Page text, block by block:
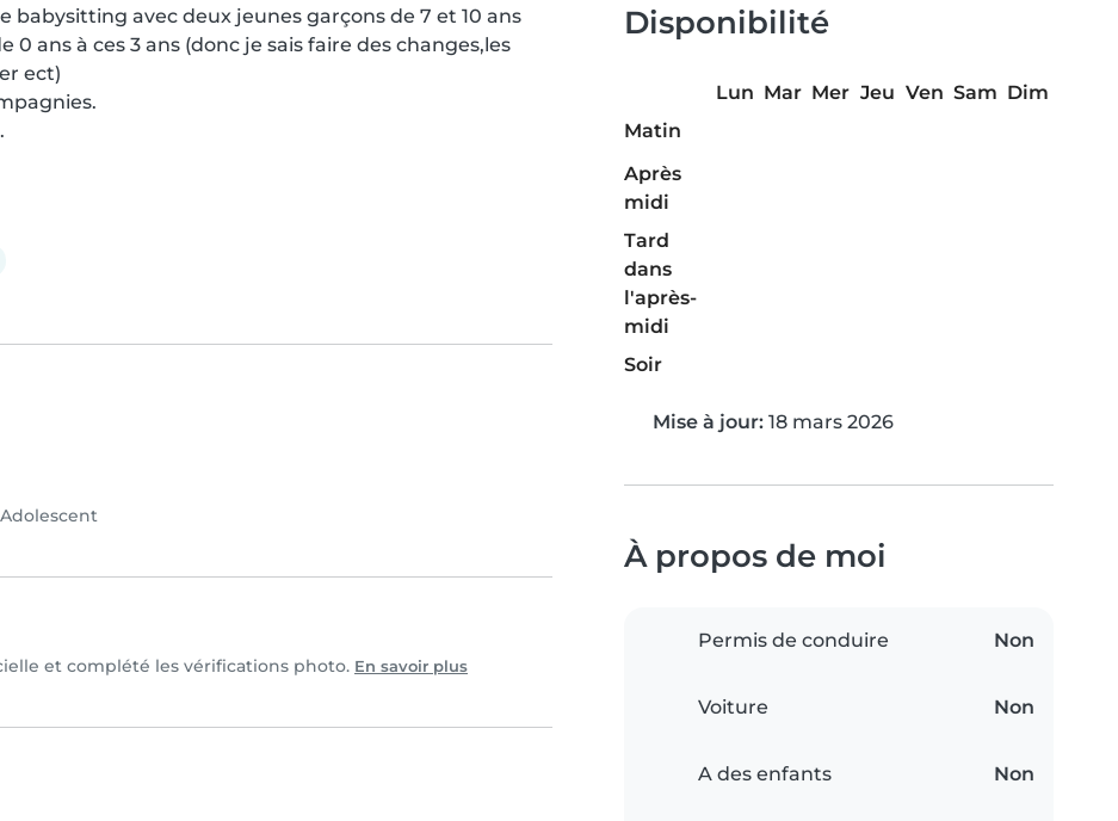
avec deux jeunes garçons de 7 et 10 ans
0 ans à ces 3 ans (donc je sais faire des changes,les
ect)
Adolescent
et complété les vérifications photo. En savoir plus
Disponibilité
Lun Mar Mer Jeu Ven Sam Dim
Matin
Après
midi
Tard
dans
l'après-
midi
Soir
Mise à jour: 18 mars 2026
À propos de moi
Permis de conduire Non
Voiture Non
A des enfants Non